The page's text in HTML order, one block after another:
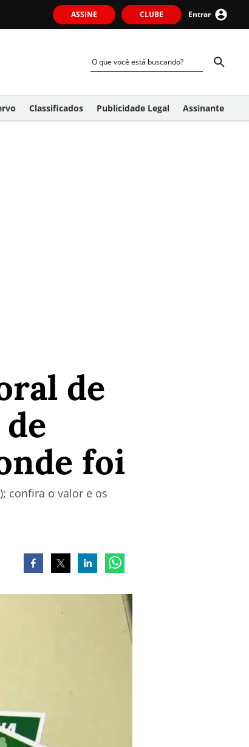
ASSINE CLUBE Entrar
Classificados Publicidade Legal Assinante
de
foi
confira o valor e os